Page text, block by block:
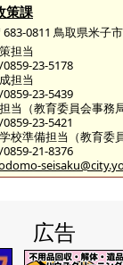
策課
0811 鳥取県米子
担当
23-5178
担当
23-5439
当（教育委員会事務局
23-5421
校準備担当（教育委
21-8376
広告